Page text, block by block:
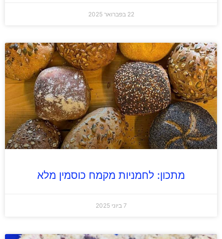
22 בפברואר 2025
מתכון: לחמניות מקמח כוסמין מלא
7 ביוני 2025